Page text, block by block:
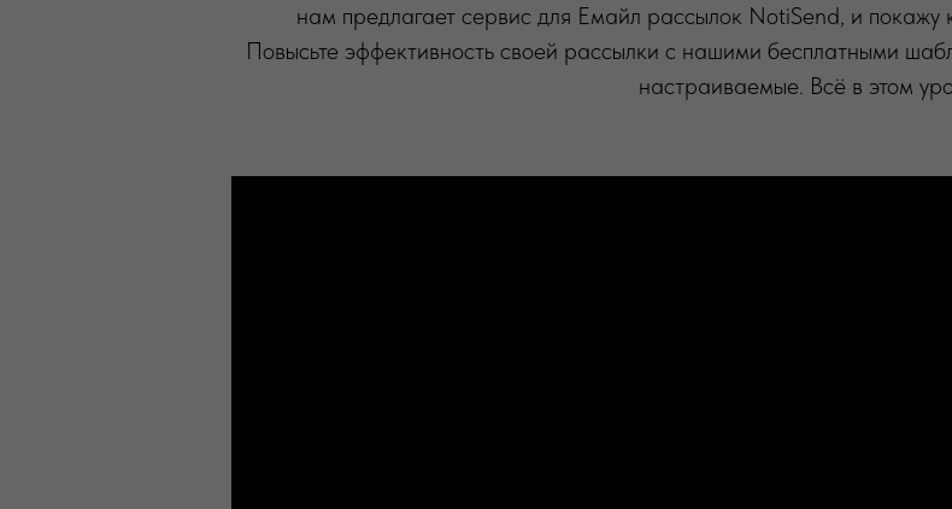
нам предлагает сервис для Емайл рассылок NotiSend, и покажу
Повысьте эффективность своей рассылки с нашими бесплатными
настраиваемые. Всё в этом